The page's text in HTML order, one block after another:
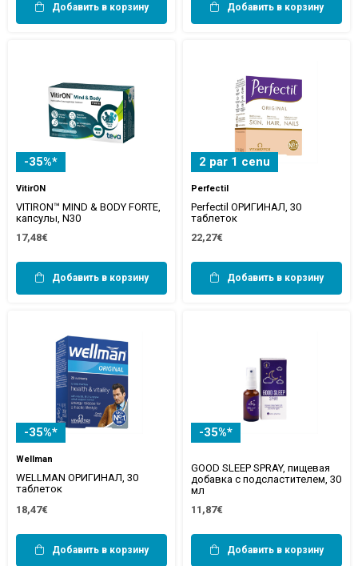
Добавить в корзину Добавить в корзину
-35%*
VitirON
VITIRON™ MIND & BODY FORTE,
капсулы, N30
17,48€
Добавить в корзину
2 par 1 cenu
Perfectil
Perfectil ОРИГИНАЛ, 30
таблеток
22,27€
Добавить в корзину
-35%*
Wellman
WELLMAN ОРИГИНАЛ, 30
таблеток
18,47€
Добавить в корзину
-35%*
GOOD SLEEP SPRAY, пищевая
добавка с подсластителем, 30
мл
11,87€
Добавить в корзину